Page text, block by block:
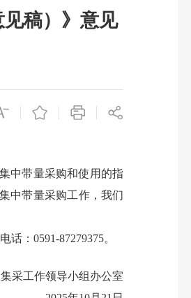
稿）》意见
中带量采购和使用的指
中带量采购工作，我们
：0591-87279375。
采工作领导小组办公室